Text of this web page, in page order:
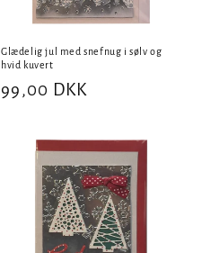
Glædelig jul med snefnug i sølv og
hvid kuvert
Normalpris
99,00 DKK